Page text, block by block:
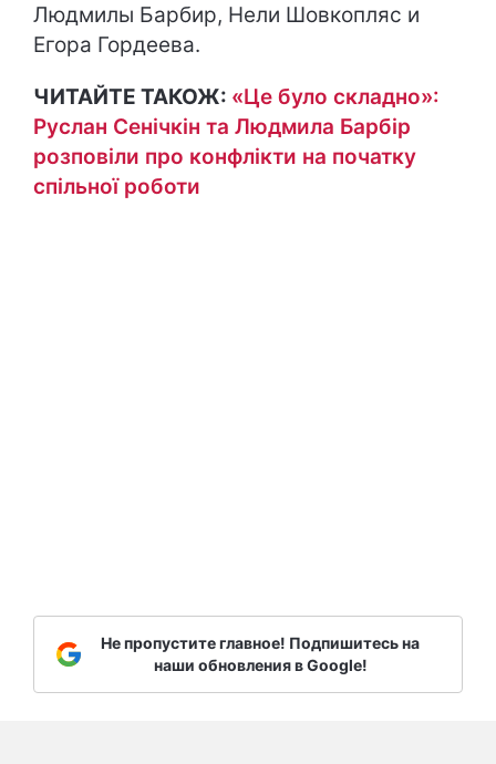
Людмилы Барбир, Нели Шовкопляс и
Егора Гордеева.
ЧИТАЙТЕ ТАКОЖ: «Це було складно»:
Руслан Сенічкін та Людмила Барбір
розповіли про конфлікти на початку
спільної роботи
Не пропустите главное! Подпишитесь на
наши обновления в Google!